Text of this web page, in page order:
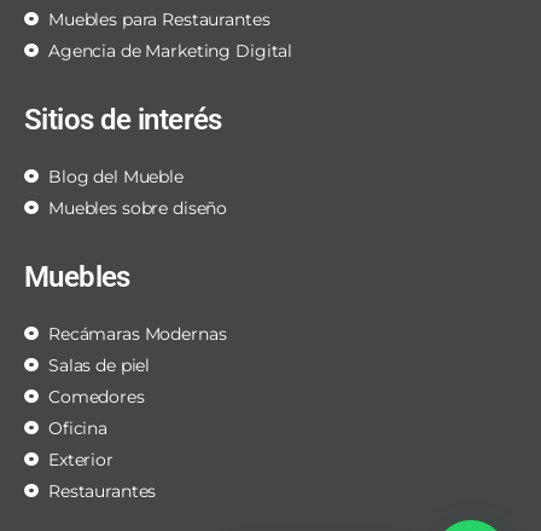
Muebles para Restaurantes
Agencia de Marketing Digital
Sitios de interés
Blog del Mueble
Muebles sobre diseño
Muebles
Recámaras Modernas
Salas de piel
Comedores
Oficina
Exterior
Restaurantes